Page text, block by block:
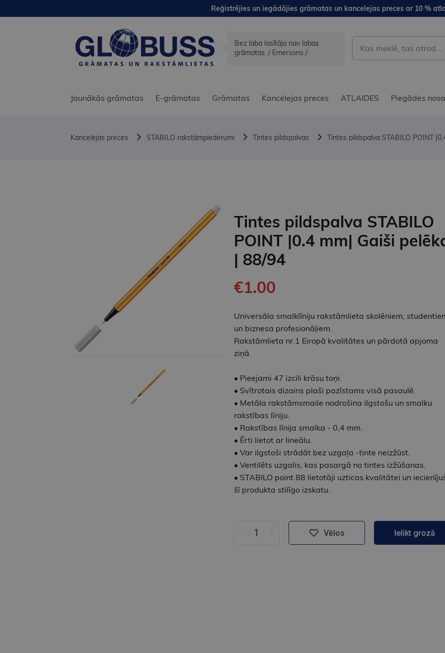
Reģistrējies un iegādājies grāmatas un kancelejas preces ar 10 %
Bez laba lasītāja nav labas
grāmatas. / Emersons /
Jaunākās grāmatas E-grāmatas Grāmatas Kancelejas preces ATLAIDES Piegādes
Kancelejas preces STABILO rakstāmpiederumi Tintes pildspalvas Tintes pildspalva STABILO POINT
Tintes pildspalva STABILO
POINT |0.4 mm| Gaiši
| 88/94
€1.00
Universāla smalklīniju rakstāmlieta skolēniem,
un biznesa profesionāļiem.
Rakstāmlieta nr.1 Eiropā kvalitātes un pārdotā apjoma
ziņā.
• Pieejami 47 izcili krāsu toņi.
• Svītrotais dizains plaši pazīstams visā pasaulē.
• Metāla rakstāmsmaile nodrošina ilgstošu un smalku
rakstības līniju.
• Rakstības līnija smalka - 0,4 mm.
• Ērti lietot ar lineālu.
• Var ilgstoši strādāt bez uzgaļa -tinte neizžūst.
• Ventilēts uzgalis, kas pasargā no tintes izžūšanas.
• STABILO point 88 lietotāji uzticas kvalitātei un
šī produkta stilīgo izskatu.
Vēlos Ielikt grozā